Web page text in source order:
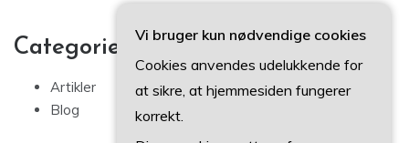
Categories
Artikler
Blog
Vi bruger kun nødvendige cookies
Cookies anvendes udelukkende for
at sikre, at hjemmesiden fungerer
korrekt.